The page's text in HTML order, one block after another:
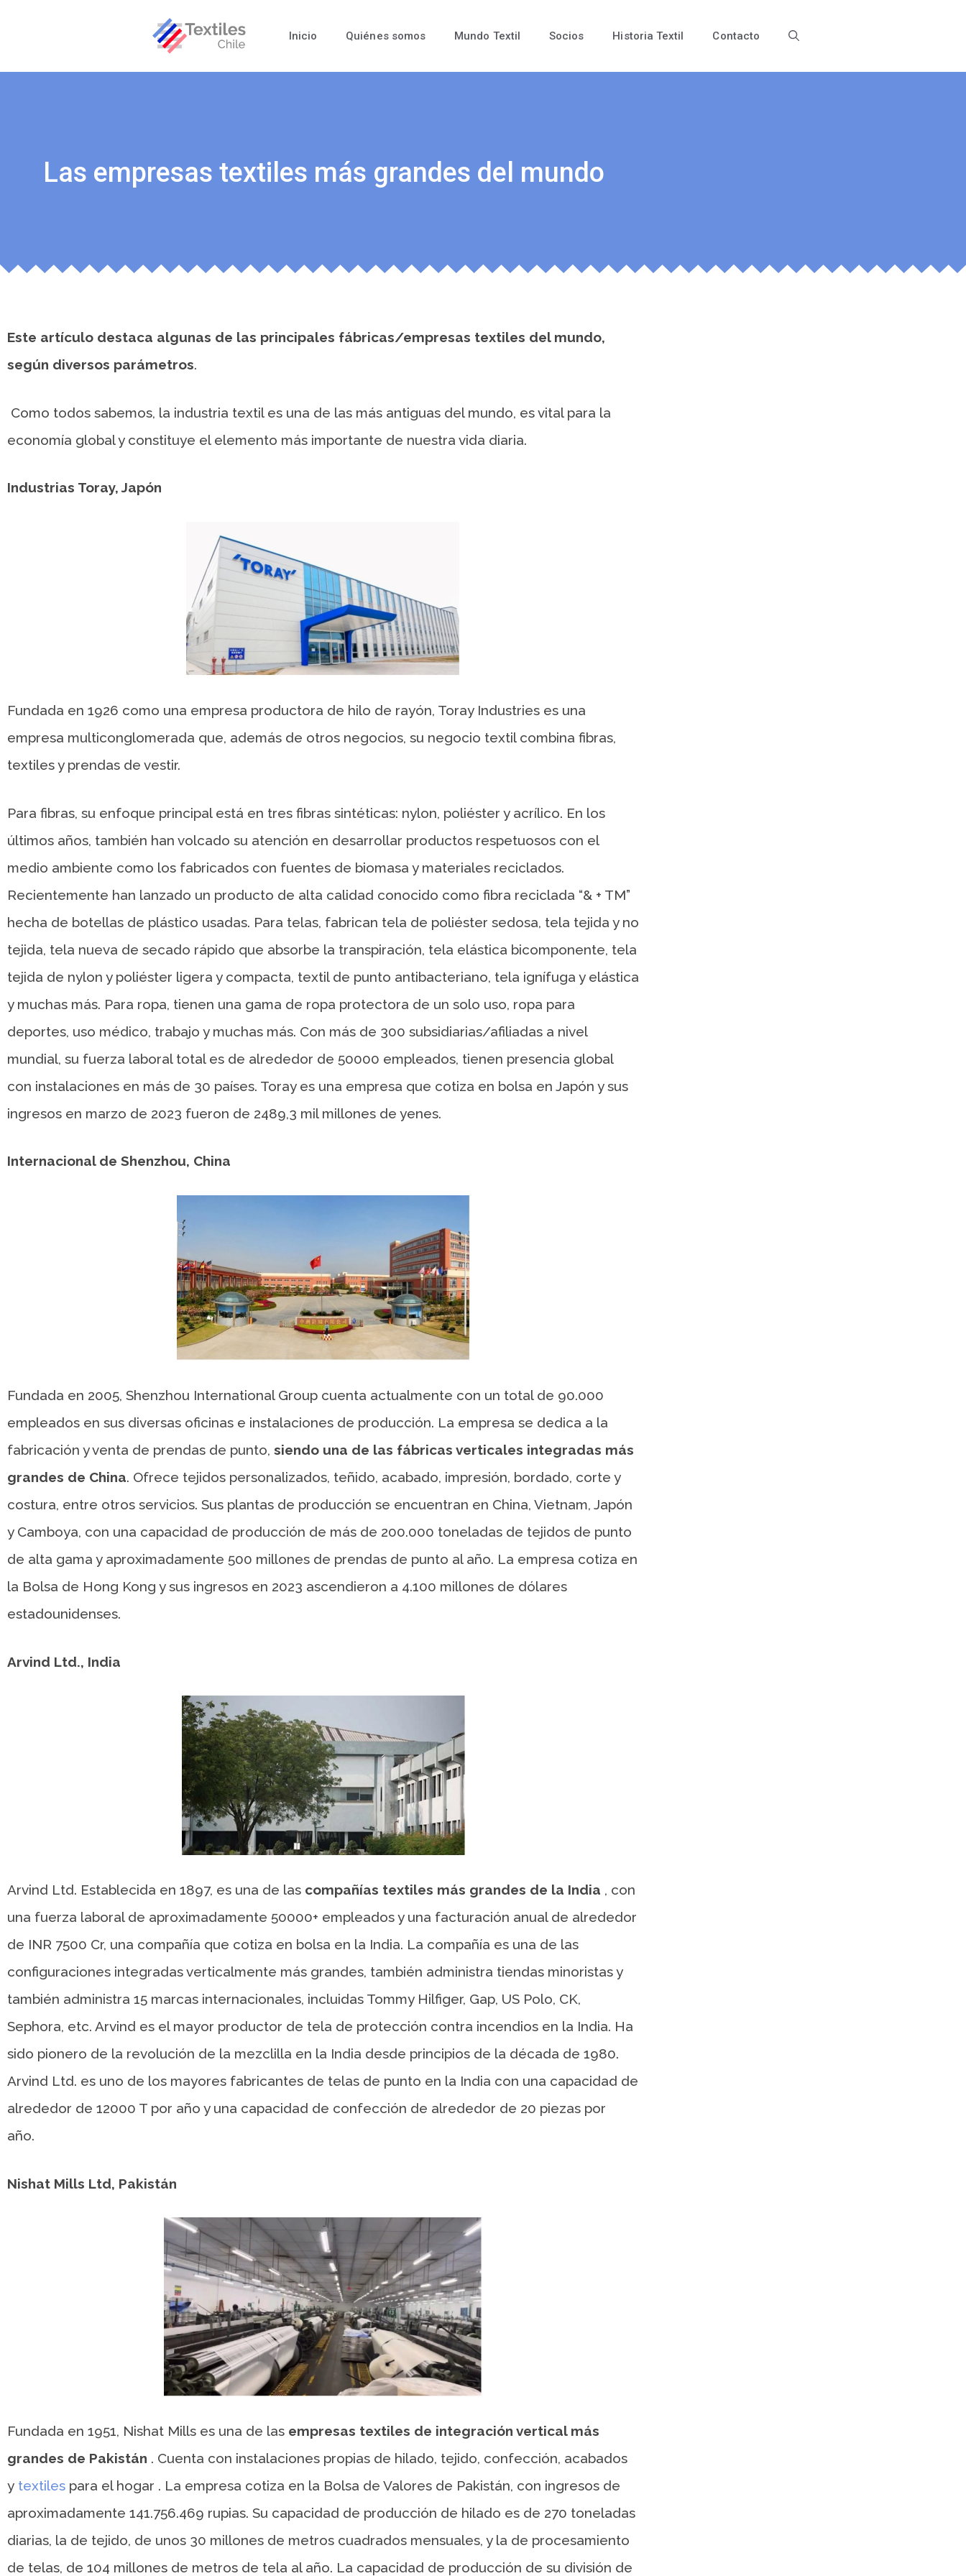
Inicio Quiénes somos Mundo Textil Socios Historia Textil Contacto
Las empresas textiles más grandes del mundo
Este artículo destaca algunas de las principales fábricas/empresas textiles del mundo,
según diversos parámetros.
Como todos sabemos, la industria textil es una de las más antiguas del mundo, es vital para la
economía global y constituye el elemento más importante de nuestra vida diaria.
Industrias Toray, Japón
Fundada en 1926 como una empresa productora de hilo de rayón, Toray Industries es una
empresa multiconglomerada que, además de otros negocios, su negocio textil combina fibras,
textiles y prendas de vestir.
Para fibras, su enfoque principal está en tres fibras sintéticas: nylon, poliéster y acrílico. En los
últimos años, también han volcado su atención en desarrollar productos respetuosos con el
medio ambiente como los fabricados con fuentes de biomasa y materiales reciclados.
Recientemente han lanzado un producto de alta calidad conocido como fibra reciclada “& + TM”
hecha de botellas de plástico usadas. Para telas, fabrican tela de poliéster sedosa, tela tejida y no
tejida, tela nueva de secado rápido que absorbe la transpiración, tela elástica bicomponente, tela
tejida de nylon y poliéster ligera y compacta, textil de punto antibacteriano, tela ignífuga y elástica
y muchas más. Para ropa, tienen una gama de ropa protectora de un solo uso, ropa para
deportes, uso médico, trabajo y muchas más. Con más de 300 subsidiarias/afiliadas a nivel
mundial, su fuerza laboral total es de alrededor de 50000 empleados, tienen presencia global
con instalaciones en más de 30 países. Toray es una empresa que cotiza en bolsa en Japón y sus
ingresos en marzo de 2023 fueron de 2489,3 mil millones de yenes.
Internacional de Shenzhou, China
Fundada en 2005, Shenzhou International Group cuenta actualmente con un total de 90.000
empleados en sus diversas oficinas e instalaciones de producción. La empresa se dedica a la
fabricación y venta de prendas de punto, siendo una de las fábricas verticales integradas más
grandes de China. Ofrece tejidos personalizados, teñido, acabado, impresión, bordado, corte y
costura, entre otros servicios. Sus plantas de producción se encuentran en China, Vietnam, Japón
y Camboya, con una capacidad de producción de más de 200.000 toneladas de tejidos de punto
de alta gama y aproximadamente 500 millones de prendas de punto al año. La empresa cotiza en
la Bolsa de Hong Kong y sus ingresos en 2023 ascendieron a 4.100 millones de dólares
estadounidenses.
Arvind Ltd., India
Arvind Ltd. Establecida en 1897, es una de las compañías textiles más grandes de la India , con
una fuerza laboral de aproximadamente 50000+ empleados y una facturación anual de alrededor
de INR 7500 Cr, una compañía que cotiza en bolsa en la India. La compañía es una de las
configuraciones integradas verticalmente más grandes, también administra tiendas minoristas y
también administra 15 marcas internacionales, incluidas Tommy Hilfiger, Gap, US Polo, CK,
Sephora, etc. Arvind es el mayor productor de tela de protección contra incendios en la India. Ha
sido pionero de la revolución de la mezclilla en la India desde principios de la década de 1980.
Arvind Ltd. es uno de los mayores fabricantes de telas de punto en la India con una capacidad de
alrededor de 12000 T por año y una capacidad de confección de alrededor de 20 piezas por
año.
Nishat Mills Ltd, Pakistán
Fundada en 1951, Nishat Mills es una de las empresas textiles de integración vertical más
grandes de Pakistán . Cuenta con instalaciones propias de hilado, tejido, confección, acabados
y textiles para el hogar . La empresa cotiza en la Bolsa de Valores de Pakistán, con ingresos de
aproximadamente 141.756.469 rupias. Su capacidad de producción de hilado es de 270 toneladas
diarias, la de tejido, de unos 30 millones de metros cuadrados mensuales, y la de procesamiento
de telas, de 104 millones de metros de tela al año. La capacidad de producción de su división de